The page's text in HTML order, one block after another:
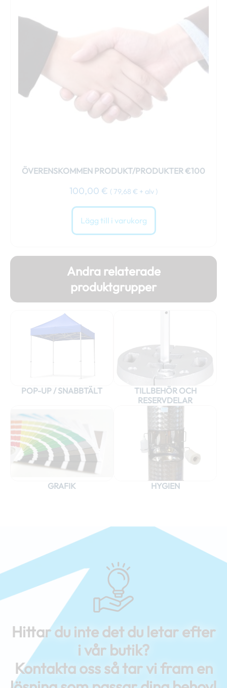
ÖVERENSKOMMEN PRODUKT/PRODUKTER €100
100,00 € (79,68 € + alv )
Lägg till i varukorg
Andra relaterade
produktgrupper
POP-UP / SNABBTÄLT
TILLBEHÖR OCH
RESERVDELAR
GRAFIK HYGIEN
Hittar du inte det du letar efter
i vår butik?
Kontakta oss så tar vi fram en